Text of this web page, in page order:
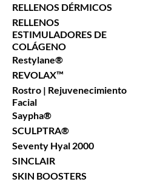
RELLENOS DÉRMICOS
RELLENOS
ESTIMULADORES DE
COLÁGENO
Restylane®
REVOLAX™
Rostro | Rejuvenecimiento
Facial
Saypha®
SCULPTRA®
Seventy Hyal 2000
SINCLAIR
SKIN BOOSTERS